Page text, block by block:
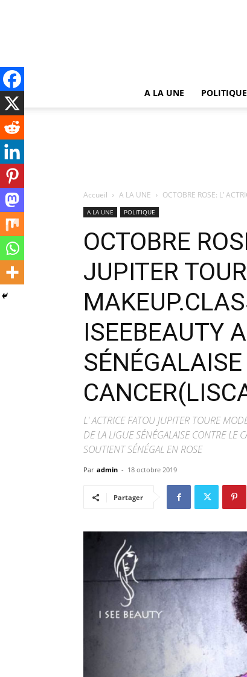
A LA UNE POLITIQUE
Accueil A LA UNE OCTOBRE ROSE: L’
A LA UNE POLITIQUE
OCTOBRE
JUPITER
ISEEBEAUTY
L' ACTRICE FATOU JUPITER TOURE
DE LA LIGUE SÉNÉGALAISE CONTRE LE
SOUTIENT SÉNÉGAL EN ROSE
Par admin - 18 octobre 2019
Partager